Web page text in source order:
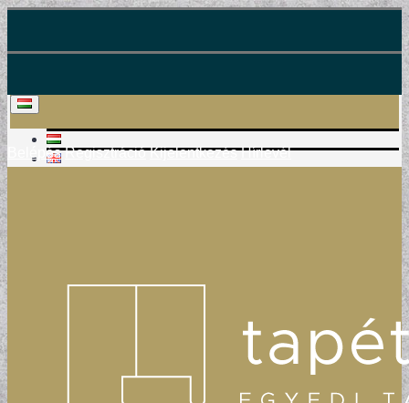
Belépés Regisztráció Kijelentkezés Hírlevél